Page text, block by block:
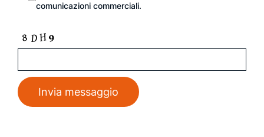
comunicazioni commerciali.